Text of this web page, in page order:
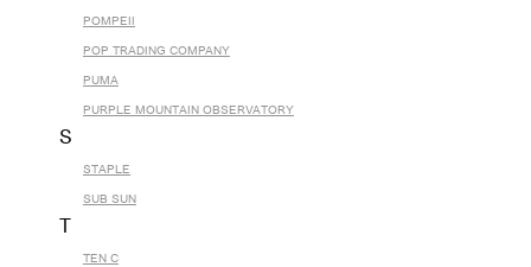
POMPEII
POP TRADING COMPANY
PUMA
PURPLE MOUNTAIN OBSERVATORY
S
STAPLE
SUB SUN
TEN C